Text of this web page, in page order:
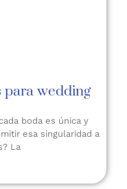
para wedding
boda es única y
esa singularidad a
La